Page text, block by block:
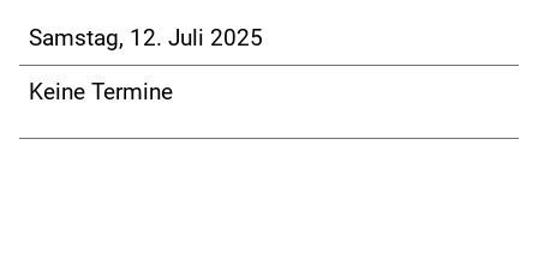
Samstag, 12. Juli 2025
Keine Termine